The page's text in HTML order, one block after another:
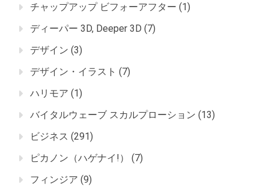
チャップアップ ビフォーアフター (1)
ディーパー 3D, Deeper 3D (7)
デザイン (3)
デザイン・イラスト (7)
ハリモア (1)
バイタルウェーブ スカルプローション (13)
ビジネス (291)
ピカノン（ハゲナイ!）
(7)
フィンジア (9)